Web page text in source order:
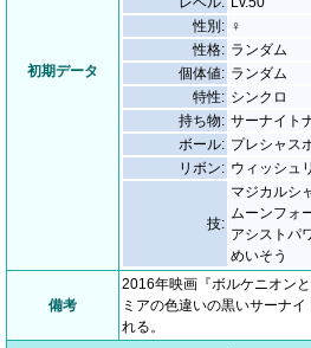
初期データ
性別: ♀
性格: ランダム
個体値: ランダム
特性: シンクロ
持ち物: サーナイト
ボール: プレシャス
リボン: ウィッシュ
技:
マジカルシ
ムーンフォ
アシストパ
めいそう
備考
2016年映画『ボルケニオン
ミアの色違いの黒いサーナ
れる。